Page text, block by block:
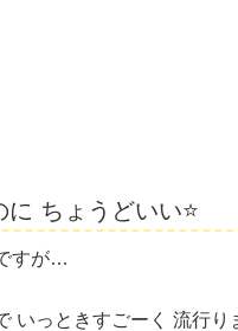
ちょうどいい⭐️
すが…
いっときすごーく 流行り